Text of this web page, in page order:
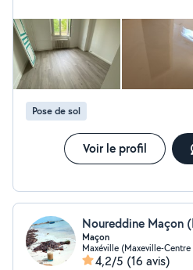
Nettoyage des massifs -
Placo, Carrelage Je suis dans
demandes. Cordialement.
Pose de sol
Voir le profil
Noureddine Maçon
Maçon
Maxéville (Maxeville-Centre
4,2/5 (16 avis)